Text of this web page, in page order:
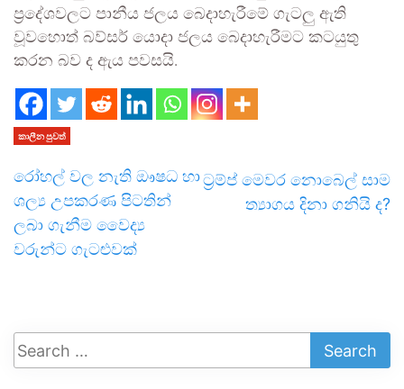
ප්‍රදේශවලට පානීය ජලය බෙදාහැරීමේ ගැටලු ඇති
වූවහොත් බව්සර් යොදා ජලය බෙදාහැරීමට කටයුතු
කරන බව ද ඇය පවසයි.
කාලීන පුවත්
රෝහල් වල නැති ඖෂධ හා
ශල්‍ය උපකරණ පිටතින්
ලබා ගැනීම වෛද්‍ය
වරුන්ට ගැටළුවක්
ට‍්‍රම්ප් මෙවර නොබෙල් සාම
ත්‍යාගය දිනා ගනියි ද?